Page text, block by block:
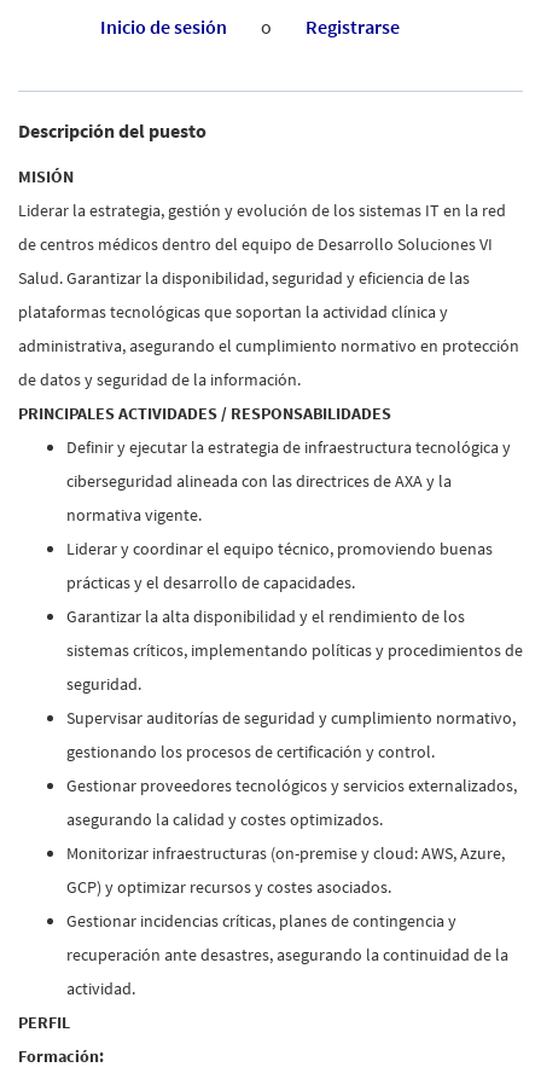
Inicio de sesión
o Registrarse
Descripción del puesto
MISIÓN
Liderar la estrategia, gestión y evolución de los sistemas IT en la red
de centros médicos dentro del equipo de Desarrollo Soluciones VI
Salud. Garantizar la disponibilidad, seguridad y eficiencia de las
plataformas tecnológicas que soportan la actividad clínica y
administrativa, asegurando el cumplimiento normativo en protección
de datos y seguridad de la información.
PRINCIPALES ACTIVIDADES / RESPONSABILIDADES
Definir y ejecutar la estrategia de infraestructura tecnológica y
ciberseguridad alineada con las directrices de AXA y la
normativa vigente.
Liderar y coordinar el equipo técnico, promoviendo buenas
prácticas y el desarrollo de capacidades.
Garantizar la alta disponibilidad y el rendimiento de los
sistemas críticos, implementando políticas y procedimientos de
seguridad.
Supervisar auditorías de seguridad y cumplimiento normativo,
gestionando los procesos de certificación y control.
Gestionar proveedores tecnológicos y servicios externalizados,
asegurando la calidad y costes optimizados.
Monitorizar infraestructuras (on-premise y cloud: AWS, Azure,
GCP) y optimizar recursos y costes asociados.
Gestionar incidencias críticas, planes de contingencia y
recuperación ante desastres, asegurando la continuidad de la
actividad.
PERFIL
Formación: